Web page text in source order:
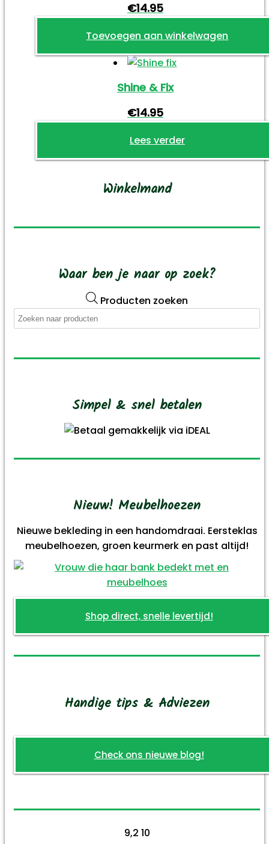
€14.95
Toevoegen aan winkelwagen
Shine & Fix
€14.95
Lees verder
Winkelmand
Waar ben je naar op zoek?
Producten zoeken
Simpel & snel betalen
Nieuw! Meubelhoezen
Nieuwe bekleding in een handomdraai. Eersteklas
meubelhoezen, groen keurmerk en past altijd!
Shop direct, snelle levertijd!
Handige tips & Adviezen
Check ons nieuwe blog!
9,2 10